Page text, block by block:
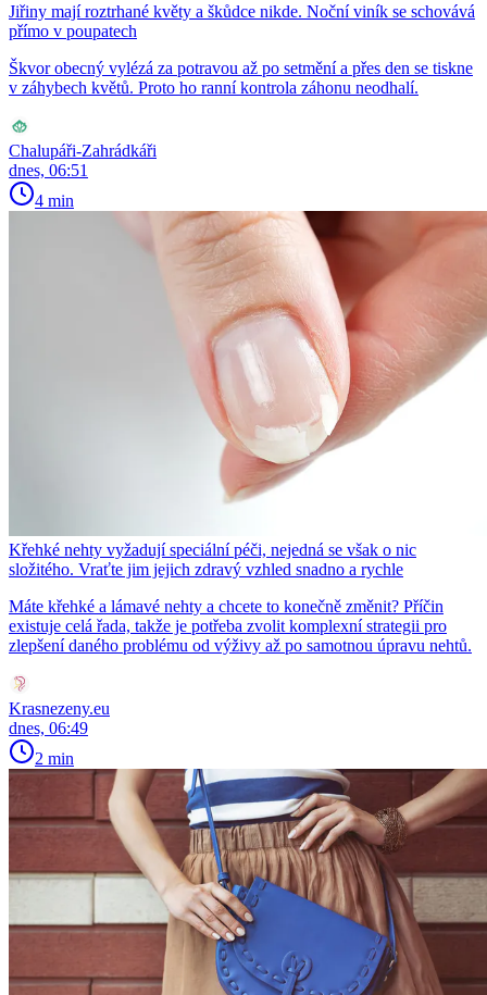
Jiřiny mají roztrhané květy a škůdce nikde. Noční viník se schovává
přímo v poupatech
Škvor obecný vylézá za potravou až po setmění a přes den se tiskne
v záhybech květů. Proto ho ranní kontrola záhonu neodhalí.
Chalupáři-Zahrádkáři
dnes, 06:51
4 min
Křehké nehty vyžadují speciální péči, nejedná se však o nic
složitého. Vraťte jim jejich zdravý vzhled snadno a rychle
Máte křehké a lámavé nehty a chcete to konečně změnit? Příčin
existuje celá řada, takže je potřeba zvolit komplexní strategii pro
zlepšení daného problému od výživy až po samotnou úpravu nehtů.
Krasnezeny.eu
dnes, 06:49
2 min